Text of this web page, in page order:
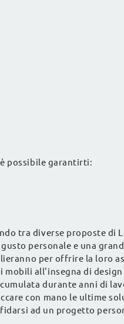
possibile garantirti:
tra diverse proposte di
personale e una
per offrire la loro
all'insegna di
durante anni di
con mano le ultime
ad un progetto